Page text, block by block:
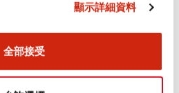
顯示詳細資料
全部接受